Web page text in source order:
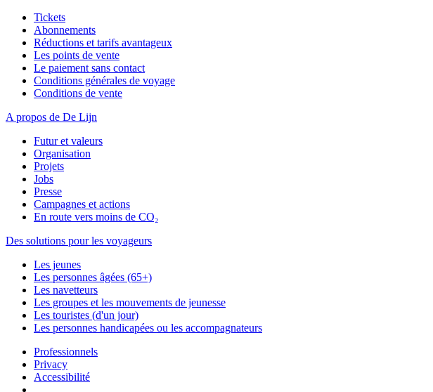
Tickets
Abonnements
Réductions et tarifs avantageux
Les points de vente
Le paiement sans contact
Conditions générales de voyage
Conditions de vente
A propos de De Lijn
Futur et valeurs
Organisation
Projets
Jobs
Presse
Campagnes et actions
En route vers moins de CO₂
Des solutions pour les voyageurs
Les jeunes
Les personnes âgées (65+)
Les navetteurs
Les groupes et les mouvements de jeunesse
Les touristes (d'un jour)
Les personnes handicapées ou les accompagnateurs
Professionnels
Privacy
Accessibilité